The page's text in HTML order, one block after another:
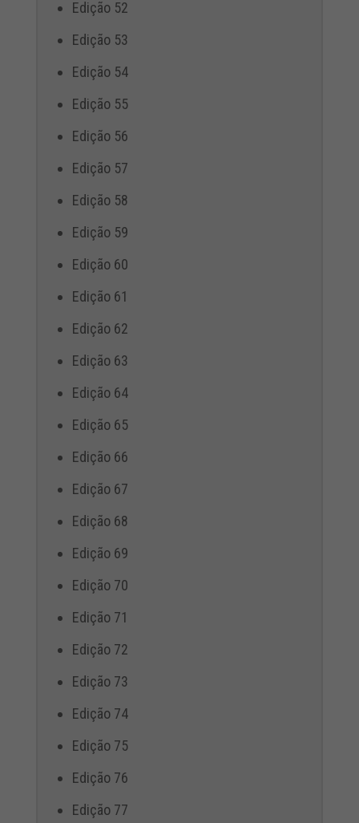
Edição 52
Edição 53
Edição 54
Edição 55
Edição 56
Edição 57
Edição 58
Edição 59
Edição 60
Edição 61
Edição 62
Edição 63
Edição 64
Edição 65
Edição 66
Edição 67
Edição 68
Edição 69
Edição 70
Edição 71
Edição 72
Edição 73
Edição 74
Edição 75
Edição 76
Edição 77